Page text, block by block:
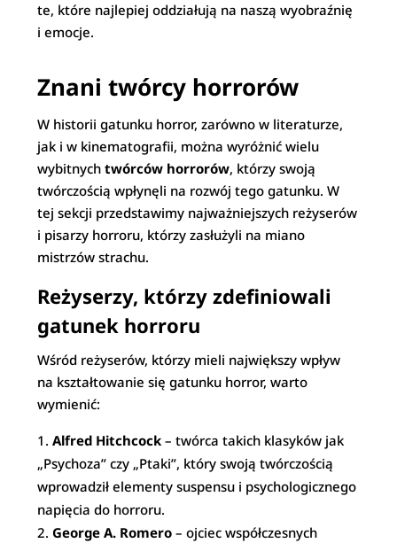
te, które najlepiej oddziałują na naszą wyobraźnię
i emocje.
Znani twórcy horrorów
W historii gatunku horror, zarówno w literaturze,
jak i w kinematografii, można wyróżnić wielu
wybitnychtwórców horrorów, którzy swoją
twórczością wpłynęli na rozwój tego gatunku. W
tej sekcji przedstawimy najważniejszych reżyserów
i pisarzy horroru, którzy zasłużyli na miano
mistrzów strachu.
Reżyserzy, którzy zdefiniowali
gatunek horroru
Wśród reżyserów, którzy mieli największy wpływ
na kształtowanie się gatunku horror, warto
wymienić:
Alfred Hitchcock – twórca takich klasyków jak
„Psychoza” czy „Ptaki”, który swoją twórczością
wprowadził elementy suspensu i psychologicznego
napięcia do horroru.
George A. Romero – ojciec współczesnych